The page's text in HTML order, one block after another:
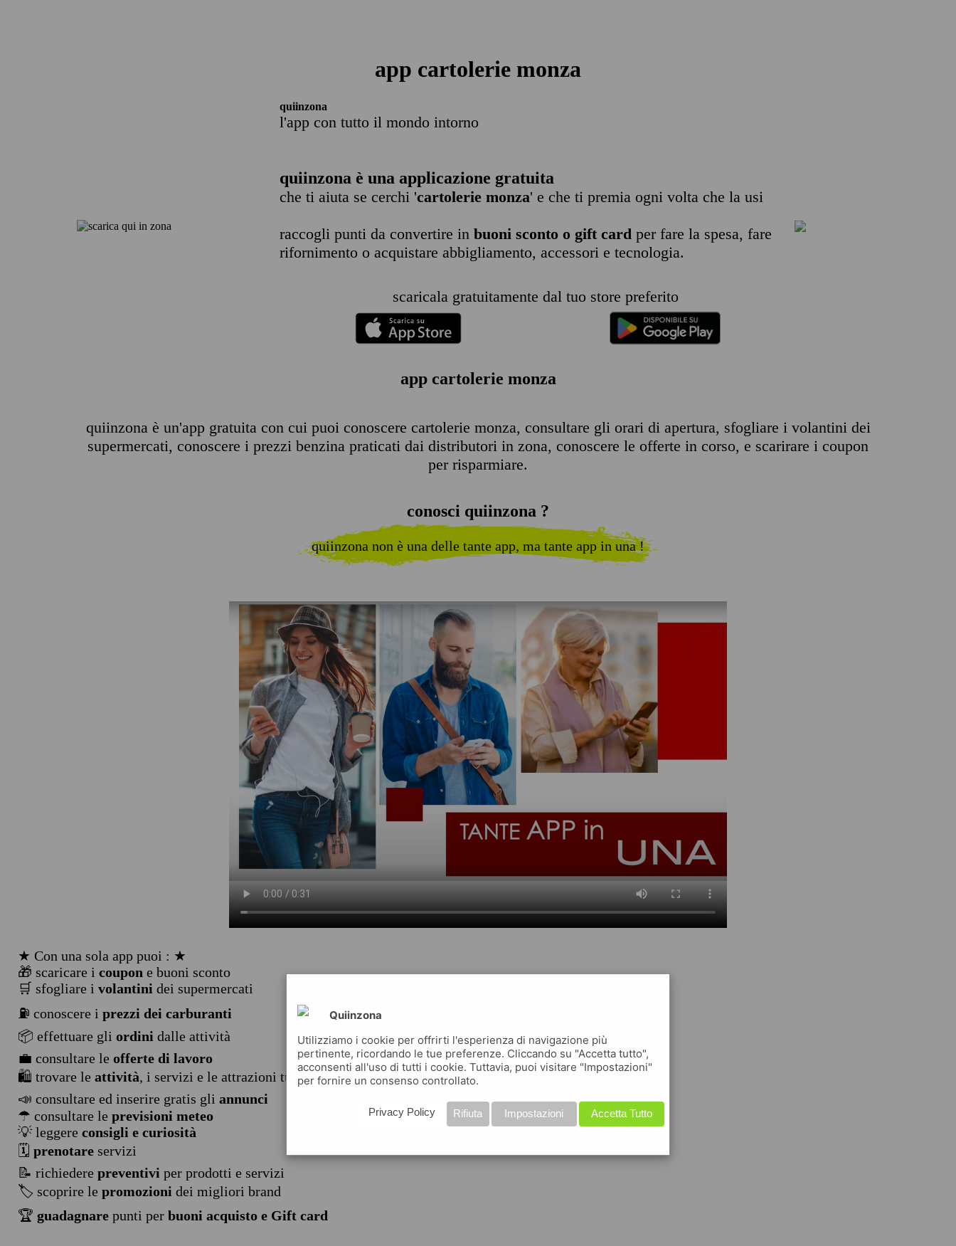
app cartolerie monza
quiinzona
l'app con tutto il mondo intorno
quiinzona è una applicazione gratuita
che ti aiuta se cerchi 'cartolerie monza' e che ti premia ogni volta che la usi
raccogli punti da convertire in buoni sconto o gift card per fare la spesa, fare
rifornimento o acquistare abbigliamento, accessori e tecnologia.
scaricala gratuitamente dal tuo store preferito
app cartolerie monza
quiinzona è un'app gratuita con cui puoi conoscere cartolerie monza, consultare gli orari di apertura, sfogliare i volantini dei
supermercati, conoscere i prezzi benzina praticati dai distributori in zona, conoscere le offerte in corso, e scarirare i coupon
per risparmiare.
conosci quiinzona ?
quiinzona non è una delle tante app, ma tante app in una !
★ Con una sola app puoi : ★
🎁 scaricare i coupon e buoni sconto
🛒 sfogliare i volantini dei supermercati
⛽ conoscere i prezzi dei carburanti
📦 effettuare gli ordini dalle attività
💼 consultare le offerte di lavoro
🛍️ trovare le attività, i servizi e le attrazioni turistiche
📣 consultare ed inserire gratis gli annunci
☂ consultare le previsioni meteo
💡 leggere consigli e curiosità
🗓️ prenotareservizi
📝 richiedere preventivi per prodotti e servizi
🏷️ scoprire le promozioni dei migliori brand
🏆 guadagnarepunti per buoni acquisto e Gift card
Quiinzona
Utilizziamo i cookie per offrirti l'esperienza di navigazione più
pertinente, ricordando le tue preferenze. Cliccando su "Accetta tutto",
acconsenti all'uso di tutti i cookie. Tuttavia, puoi visitare "Impostazioni"
per fornire un consenso controllato.
Accetta Tutto
Impostazioni
Rifiuta
Privacy Policy